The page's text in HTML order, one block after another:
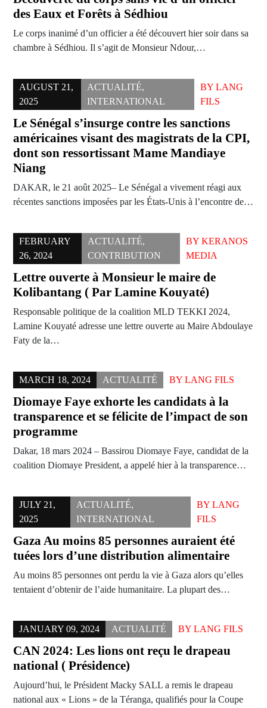
des Eaux et Forêts à Sédhiou
Le corps inanimé d’un officier a été découvert hier soir dans sa
chambre à Sédhiou. Il s’agit de Monsieur Ndour,…
AUGUST 21,
2025
ACTUALITÉ,
INTERNATIONAL
BY LANG
FILS
Le Sénégal s’insurge contre les sanctions
américaines visant des magistrats de la CPI,
dont son ressortissant Mame Mandiaye
Niang
DAKAR, le 21 août 2025– Le Sénégal a vivement réagi aux
récentes sanctions imposées par les États-Unis à l’encontre de…
FEBRUARY
26, 2024
ACTUALITÉ,
CONTRIBUTION
BY KERANOS
MEDIA
Lettre ouverte à Monsieur le maire de
Kolibantang ( Par Lamine Kouyaté)
Responsable politique de la coalition MLD TEKKI 2024,
Lamine Kouyaté adresse une lettre ouverte au Maire Abdoulaye
Faty de la…
MARCH 18, 2024 ACTUALITÉ BY LANG FILS
Diomaye Faye exhorte les candidats à la
transparence et se félicite de l’impact de son
programme
Dakar, 18 mars 2024 – Bassirou Diomaye Faye, candidat de la
coalition Diomaye President, a appelé hier à la transparence…
JULY 21,
2025
ACTUALITÉ,
INTERNATIONAL
BYLANG
FILS
Gaza Au moins 85 personnes auraient été
tuées lors d’une distribution alimentaire
Au moins 85 personnes ont perdu la vie à Gaza alors qu’elles
tentaient d’obtenir de l’aide humanitaire. La plupart des…
JANUARY 09, 2024 ACTUALITÉ BY LANG FILS
CAN 2024: Les lions ont reçu le drapeau
national ( Présidence)
Aujourd’hui, le Président Macky SALL a remis le drapeau
national aux « Lions » de la Téranga, qualifiés pour la Coupe